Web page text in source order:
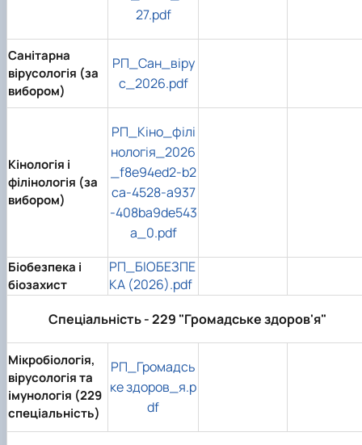
27.pdf
Санітарна
вірусологія (за
вибором)
РП_Сан_віру
с_2026.pdf
Кінологія і
філінологія (за
вибором)
РП_Кіно_філі
нологія_2026
_f8e94ed2-b2
ca-4528-a937
-408ba9de543
a_0.pdf
Біобезпека і
біозахист
РП_БІОБЕЗПЕ
КА (2026).pdf
Спеціальність - 229 "Громадське здоров'я"
Мікробіологія,
вірусологія та
імунологія (229
спеціальність)
РП_Громадсь
ке здоров_я.p
df